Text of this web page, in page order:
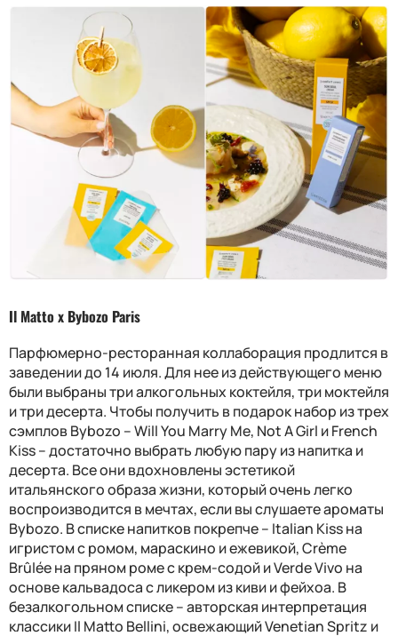
Il Matto x Bybozo Paris
Парфюмерно-ресторанная коллаборация продлится в
заведении до 14 июля. Для нее из действующего меню
были выбраны три алкогольных коктейля, три моктейля
и три десерта. Чтобы получить в подарок набор из трех
сэмпловBybozo –Will You Marry Me, Not A Girl иFrench
Kiss– достаточно выбрать любую пару из напитка и
десерта. Все они вдохновлены эстетикой
итальянского образа жизни, который очень легко
воспроизводится в мечтах, если вы слушаете ароматы
Bybozo. В списке напитков покрепче – Italian Kissна
игристом с ромом, мараскино и ежевикой,Crème
Brûléeна пряном роме с крем-содой иVerde Vivo на
основе кальвадоса с ликером из киви и фейхоа. В
безалкогольном списке – авторская интерпретация
классикиIl Matto Bellini, освежающийVenetian Spritz и